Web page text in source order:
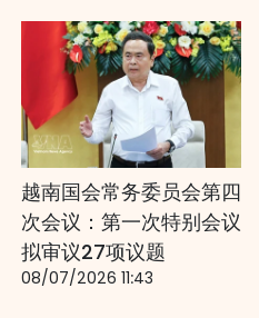
越南国会常务委员会第四
次会议：第一次特别会议
拟审议27项议题
08/07/2026 11:43